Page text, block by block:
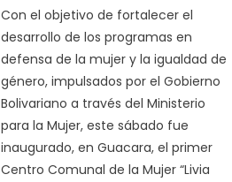
Con el objetivo de fortalecer el
desarrollo de los programas en
defensa de la mujer y la igualdad de
género, impulsados por el Gobierno
Bolivariano a través del Ministerio
para la Mujer, este sábado fue
inaugurado, en Guacara, el primer
Centro Comunal de la Mujer “Livia